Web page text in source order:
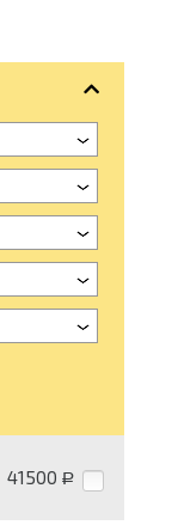
41500 Р